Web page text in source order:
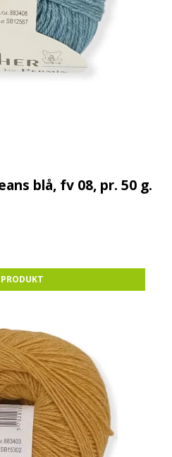
blå, fv 08, pr. 50 g.